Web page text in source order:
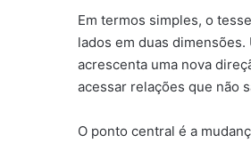
Em termos simples, o
lados em duas
acrescenta uma nova
acessar relações que não
O ponto central é a